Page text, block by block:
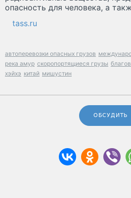
опасность для человека, а
tass.ru
автоперевозки опасных грузов
река амур скоропортящиеся грузы
хэйхэ китай мишустин
ОБСУДИТЬ